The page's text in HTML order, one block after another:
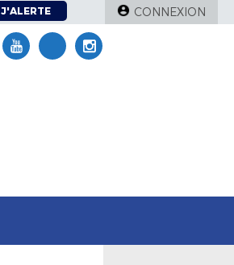
J'ALERTE CONNEXION